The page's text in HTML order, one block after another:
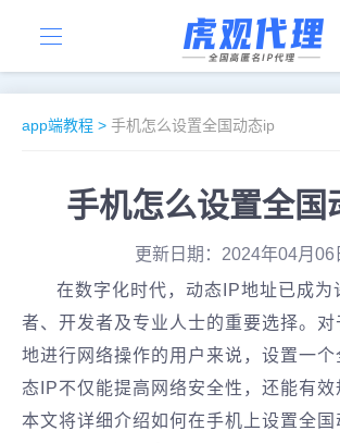
app端教程 > 手机怎么设置全国动态ip
手机怎么设置全国
更新日期：2024年04月06
在数字化时代，动态IP地址已成为
者、开发者及专业人士的重要选择。
地进行网络操作的用户来说，设置一个
态IP不仅能提高网络安全性，还能有效
本文将详细介绍如何在手机上设置全国